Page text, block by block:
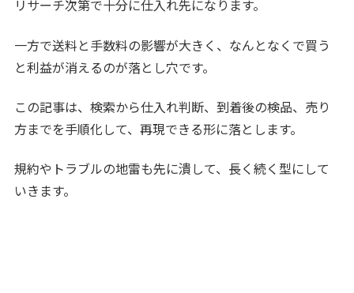
リサーチ次第で十分に仕入れ先になります。
一方で送料と手数料の影響が大きく、なんとなくで買う
と利益が消えるのが落とし穴です。
この記事は、検索から仕入れ判断、到着後の検品、売り
方までを手順化して、再現できる形に落とします。
規約やトラブルの地雷も先に潰して、長く続く型にして
いきます。